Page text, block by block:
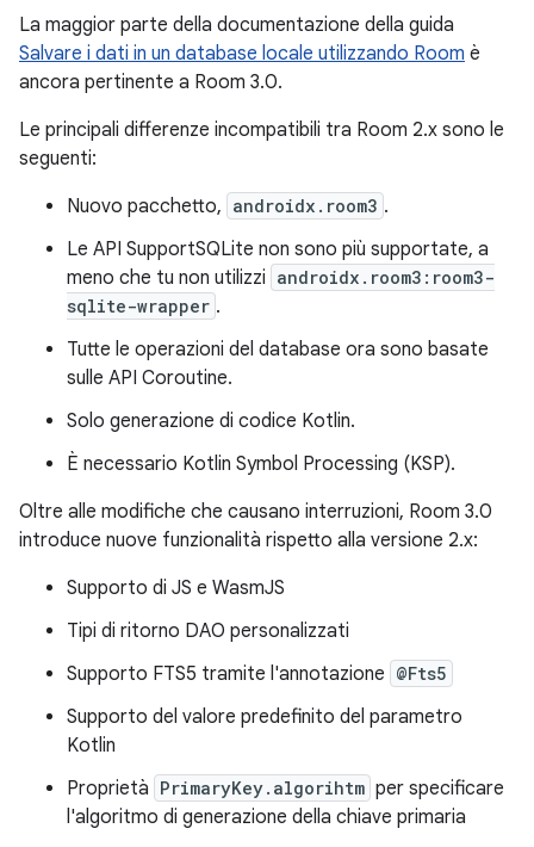
La maggior parte della documentazione della guida
Salvare i dati in un database locale utilizzando Room è
ancora pertinente a Room 3.0.
Le principali differenze incompatibili tra Room 2.x sono le
seguenti:
Nuovo pacchetto, androidx.room3 .
Le API SupportSQLite non sono più supportate, a
meno che tu non utilizzi androidx.room3:room3-
sqlite-wrapper .
Tutte le operazioni del database ora sono basate
sulle API Coroutine.
Solo generazione di codice Kotlin.
È necessario Kotlin Symbol Processing (KSP).
Oltre alle modifiche che causano interruzioni, Room 3.0
introduce nuove funzionalità rispetto alla versione 2.x:
Supporto di JS e WasmJS
Tipi di ritorno DAO personalizzati
Supporto FTS5 tramite l'annotazione @Fts5
Supporto del valore predefinito del parametro
Kotlin
Proprietà PrimaryKey.algorihtm per specificare
l'algoritmo di generazione della chiave primaria